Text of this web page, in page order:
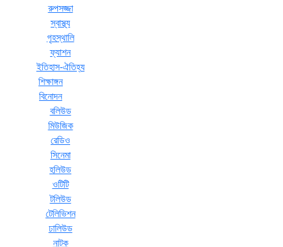
রুপসজ্জা
স্বাস্থ্য
গৃহস্থালি
ফ্যাশন
ইতিহাস-ঐতিহ্য
শিক্ষাঙ্গন
বিনোদন
বলিউড
মিউজিক
রেডিও
সিনেমা
হলিউড
ওটিটি
টলিউড
টেলিভিশন
ঢালিউড
নাটক